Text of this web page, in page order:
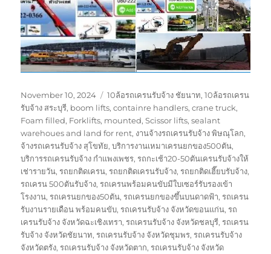
Posted
on
November 10, 2024 Tags
10ล้อรถเครนรับจ้าง ชัยนาท,10ล้อรถเครน
รับจ้าง สระบุรี, boom lifts,containre handlers,crane truck,
Foam filled, Forklifts, mounted,Scissor lifts,sealant
warehoues and land for rent, งานจ้างรถเครนรับจ้าง พิษณุโลก,
จ้างรถเครนรับจ้าง สุโขทัย,บริการงานเหมาเครนยกของ500ตัน,
บริการรถเครนรับจ้าง กำแพงเพชร,รถกะเช้า20-50ตันเครนรับจ้างให้
เช่ารายวัน,รถยกติดเครน,รถยกติดเครนรับจ้าง,รถยกติดเฮี๊ยบรับจ้าง,
รถเครน 500ตันรับจ้าง,รถเครนพร้อมคนขับมีใบเซอร์รับรองเข้า
โรงงาน,รถเครนยกของ50ตัน,รถเครนยกของขึ้นบนดาดฟ้า,รถเครน
รับงานรายเดือน พร้อมคนขับ,รถเครนรับจ้าง จังหวัดขอนแก่น,รถ
เครนรับจ้าง จังหวัดฉะเชิงเทรา,รถเครนรับจ้าง จังหวัดชลบุรี,รถเครน
รับจ้าง จังหวัดชัยนาท,รถเครนรับจ้าง จังหวัดชุมพร,รถเครนรับจ้าง
จังหวัดตรัง,รถเครนรับจ้าง จังหวัดตาก,รถเครนรับจ้าง จังหวัด